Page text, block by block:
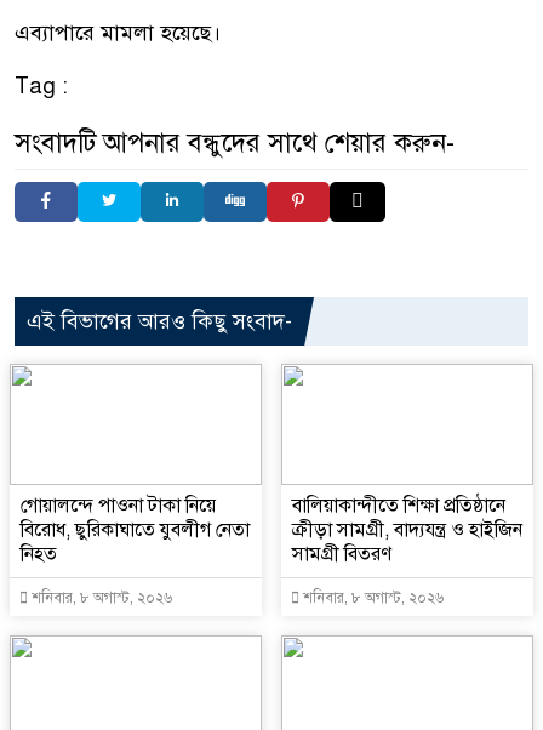
এব্যাপারে মামলা হয়েছে।
Tag :
সংবাদটি আপনার বন্ধুদের সাথে শেয়ার করুন-
এই বিভাগের আরও কিছু সংবাদ-
গোয়ালন্দে পাওনা টাকা নিয়ে
বিরোধ, ছুরিকাঘাতে যুবলীগ নেতা
নিহত
শনিবার, ৮ অগাস্ট, ২০২৬
বালিয়াকান্দীতে শিক্ষা প্রতিষ্ঠানে
ক্রীড়া সামগ্রী, বাদ্যযন্ত্র ও হাইজিন
সামগ্রী বিতরণ
শনিবার, ৮ অগাস্ট, ২০২৬